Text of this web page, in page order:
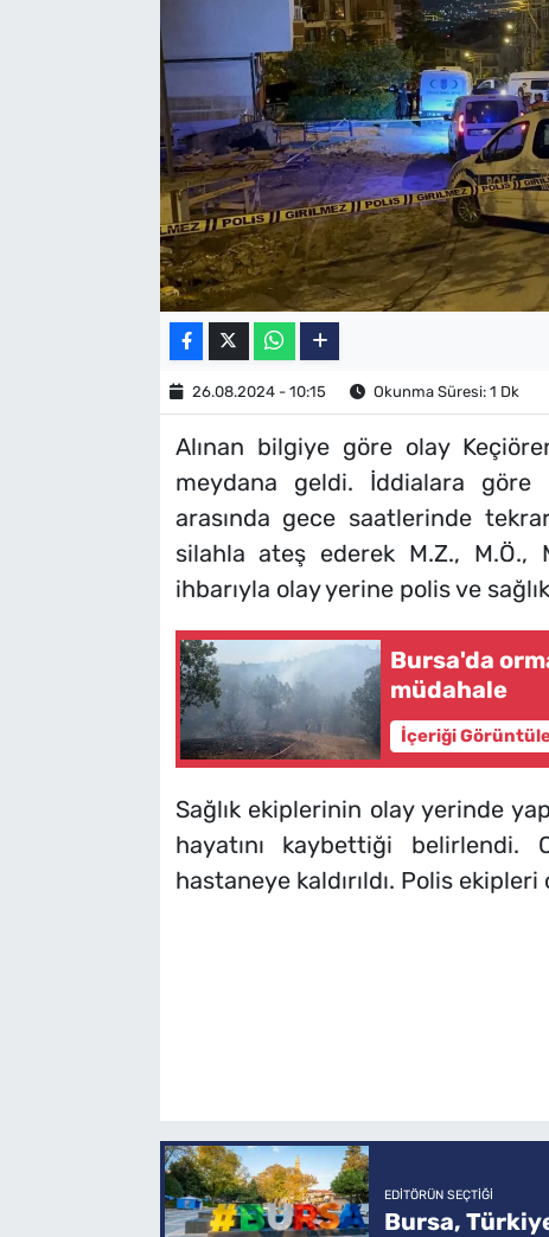
26.08.2024 - 10:15 Okunma Süresi: 1 Dk
Alınan bilgiye göre olay
meydana geldi. İddialara
arasında gece saatlerinde
silahla ateş ederek M.Z., M.Ö.,
ihbarıyla olay yerine polis ve
Bursa'da
müdahale
İçeriği
Sağlık ekiplerinin olay yerinde
hayatını kaybettiği belirlendi.
hastaneye kaldırıldı. Polis
EDITÖRÜN SEÇTIĞI
Bursa,
TV REHBERİ